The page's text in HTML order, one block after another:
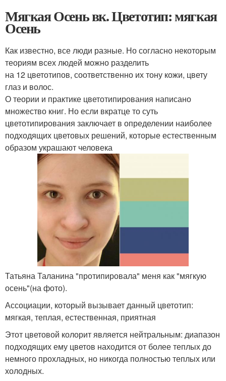
Мягкая Осень вк. Цветотип: мягкая
Осень
Как известно, все люди разные. Но согласно некоторым
теориям всех людей можно разделить
на 12 цветотипов, соответственно их тону кожи, цвету
глаз и волос.
О теории и практике цветотипирования написано
множество книг. Но если вкратце то суть
цветотипирования заключает в определении наиболее
подходящих цветовых решений, которые естественным
образом украшают человека
Татьяна Таланина "протипировала" меня как "мягкую
осень"(на фото).
Ассоциации, который вызывает данный цветотип:
мягкая, теплая, естественная, приятная
Этот цветовой колорит является нейтральным: диапазон
подходящих ему цветов находится от более теплых до
немного прохладных, но никогда полностью теплых или
холодных.